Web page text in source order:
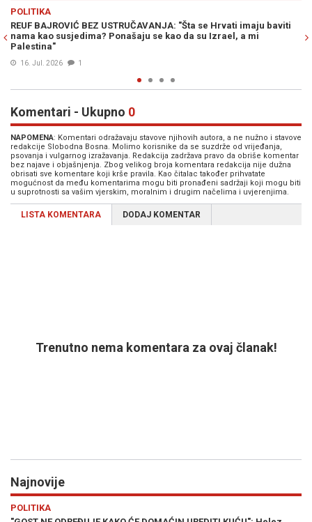
baviti
ŠARENI SVIJET
NESVAKIDAŠNJI INCIDENT: Policajac otišao na bankomat,
službeni auto završio u moru (VIDEO)
Komentari - Ukupno 0
NAPOMENA: Komentari odražavaju stavove njihovih autora, a ne nužno i stavove
redakcije Slobodna Bosna. Molimo korisnike da se suzdrže od vrijeđanja,
psovanja i vulgarnog izražavanja. Redakcija zadržava pravo da obriše komentar
bez najave i objašnjenja. Zbog velikog broja komentara redakcija nije dužna
obrisati sve komentare koji krše pravila. Kao čitalac također prihvatate
mogućnost da među komentarima mogu biti pronađeni sadržaji koji mogu biti
u suprotnosti sa vašim vjerskim, moralnim i drugim načelima i uvjerenjima.
LISTA KOMENTARA DODAJ KOMENTAR
Trenutno nema komentara za ovaj članak!
Najnovije